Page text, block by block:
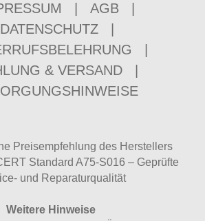
AGB
DATENSCHUTZ
& VERSAND
Preisempfehlung des Herstellers
Standard A75-S016 – Geprüfte
und Reparaturqualität
Weitere Hinweise